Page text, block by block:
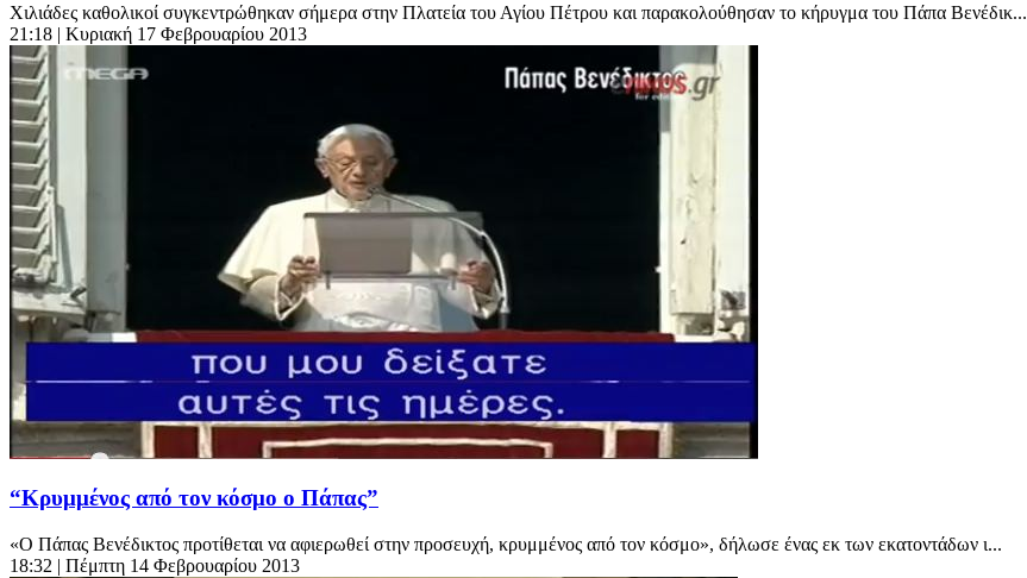
Χιλιάδες καθολικοί συγκεντρώθηκαν σήμερα στην Πλατεία του Αγίου Πέτρου και παρακολούθησαν το κήρυγμα του Πάπα Βενέδικ...
21:18 | Κυριακή 17 Φεβρουαρίου 2013
“Κρυμμένος από τον κόσμο ο Πάπας”
«Ο Πάπας Βενέδικτος προτίθεται να αφιερωθεί στην προσευχή, κρυμμένος από τον κόσμο», δήλωσε ένας εκ των εκατοντάδων ι...
18:32 | Πέμπτη 14 Φεβρουαρίου 2013